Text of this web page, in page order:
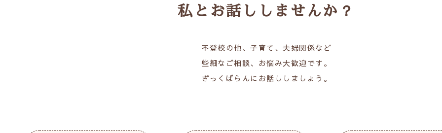
私とお話ししませんか？
不登校の他、子育て、夫婦関係など
些細なご相談、お悩み大歓迎です。
ざっくばらんにお話ししましょう。